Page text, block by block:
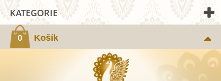
0 Košík
KATEGORIE